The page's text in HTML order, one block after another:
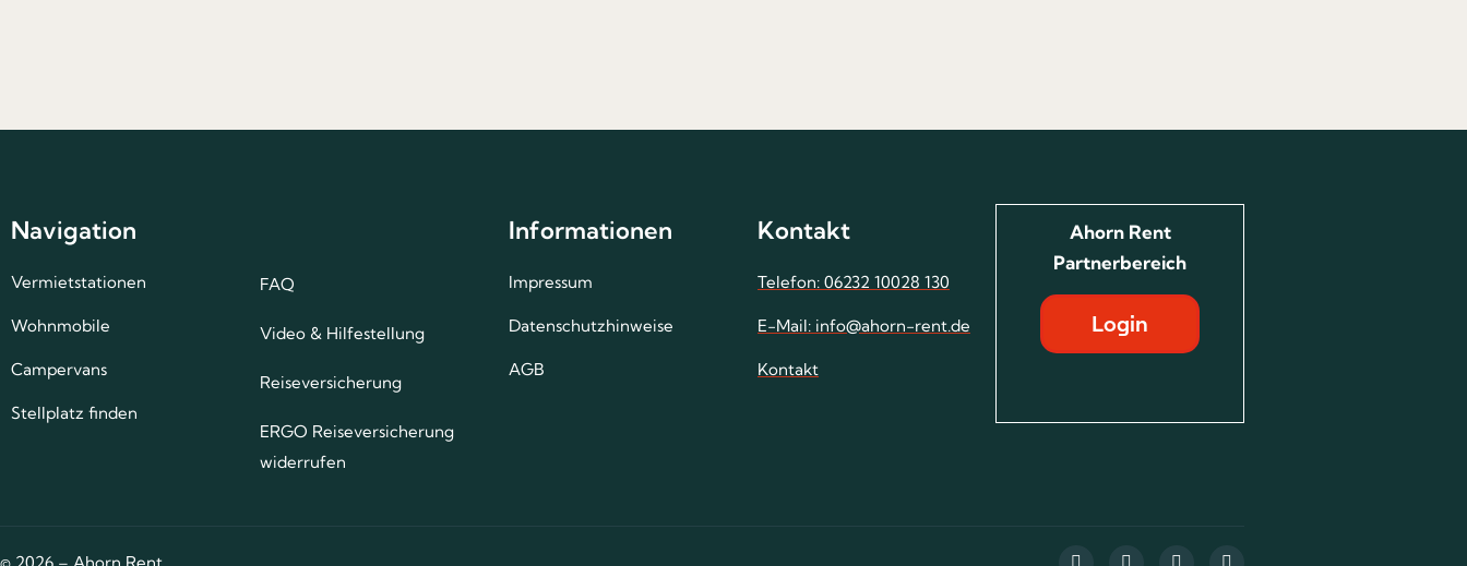
Navigation
Vermietstationen
Wohnmobile
Campervans
Stellplatz finden
FAQ
Video & Hilfestellung
Reiseversicherung
ERGO Reiseversicherung
widerrufen
Informationen
Impressum
Datenschutzhinweise
AGB
Kontakt
Telefon: 06232 10028 130
E-Mail: info@ahorn-rent.de
Kontakt
Ahorn Rent
Partnerbereich
Login